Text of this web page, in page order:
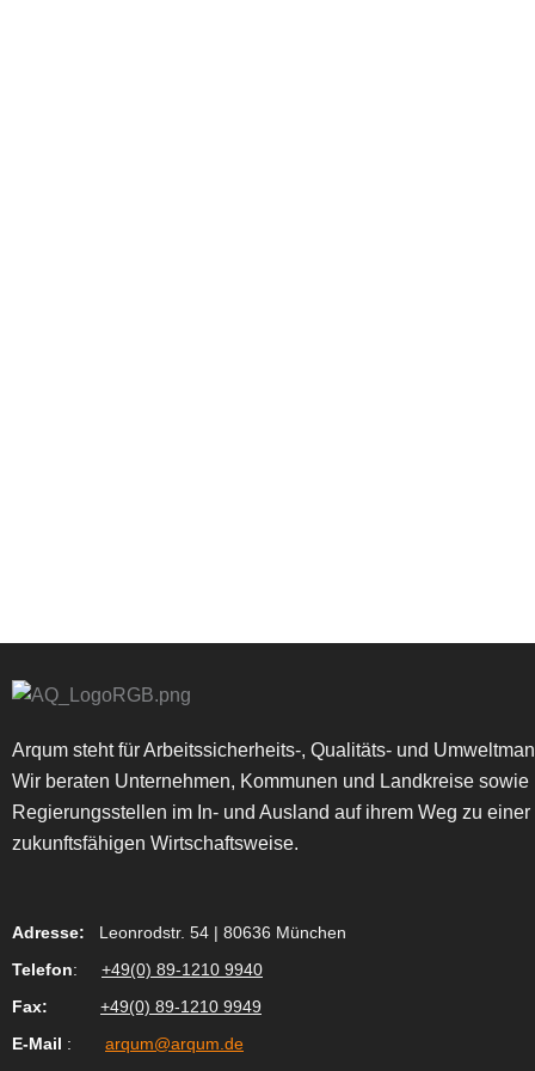
Arqum steht für Arbeitssicherheits-, Qualitäts- und
Wir beraten Unternehmen, Kommunen und Landkreise sowie
Regierungsstellen im In- und Ausland auf ihrem Weg zu einer
zukunftsfähigen Wirtschaftsweise.
Adresse:
Leonrodstr. 54 | 80636 München
Telefon:
+49(0) 89-1210 9940
Fax:
+49(0) 89-1210 9949
E-Mail : arqum@arqum.de